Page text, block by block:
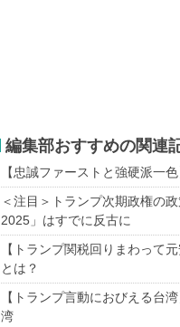
編集部おすすめの関連
【忠誠ファーストと強硬派一
＜注目＞トランプ次期政権の
2025」はすでに反古に
【トランプ関税回りまわって
とは？
【トランプ言動におびえる台
湾